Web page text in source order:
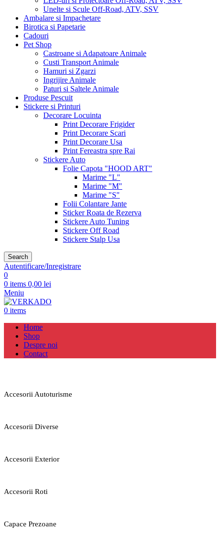
Unelte si Scule Off-Road, ATV, SSV
Ambalare si Impachetare
Birotica si Papetarie
Cadouri
Pet Shop
Castroane si Adapatoare Animale
Custi Transport Animale
Hamuri si Zgarzi
Ingrijire Animale
Paturi si Saltele Animale
Produse Pescuit
Stickere si Printuri
Decorare Locuinta
Print Decorare Frigider
Print Decorare Scari
Print Decorare Usa
Print Fereastra spre Rai
Stickere Auto
Folie Capota "HOOD ART"
Marime "L"
Marime "M"
Marime "S"
Folii Colantare Jante
Sticker Roata de Rezerva
Stickere Auto Tuning
Stickere Off Road
Stickere Stalp Usa
Search
Autentificare/Inregistrare
0
0 items 0,00 lei
Meniu
0 items
Home
Shop
Despre noi
Contact
Accesorii Autoturisme
Accesorii Diverse
Accesorii Exterior
Accesorii Roti
Capace Prezoane